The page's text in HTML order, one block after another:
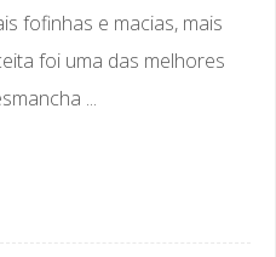
fofinhas e macias, mais
foi uma das melhores
...